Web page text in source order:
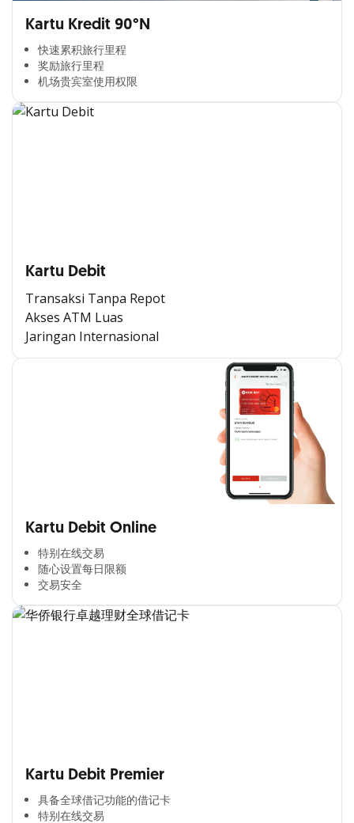
Kartu Kredit 90°N
快速累积旅行里程​
奖励旅行里程​
机场贵宾室使用权限​
Kartu Debit
Transaksi Tanpa Repot
Akses ATM Luas
Jaringan Internasional
Kartu Debit Online
特别在线交易​
随心设置每日限额​
交易安全​
Kartu Debit Premier
具备全球借记功能的借记卡​
特别在线交易​